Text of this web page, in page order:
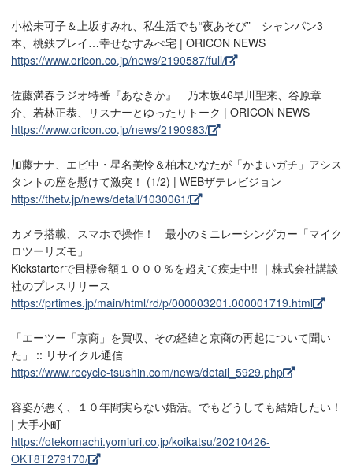
小松未可子＆上坂すみれ、私生活でも“夜あそび” シャンパン3
本、桃鉄プレイ…幸せなすみぺ宅 | ORICON NEWS
https://www.oricon.co.jp/news/2190587/full/
佐藤満春ラジオ特番『あなきか』 乃木坂46早川聖来、谷原章
介、若林正恭、リスナーとゆったりトーク | ORICON NEWS
https://www.oricon.co.jp/news/2190983/
加藤ナナ、エビ中・星名美怜＆柏木ひなたが「かまいガチ」アシス
タントの座を懸けて激突！ (1/2) | WEBザテレビジョン
https://thetv.jp/news/detail/1030061/
​カメラ搭載、スマホで操作！ 最小のミニレーシングカー「マイク
ロツーリズモ」
Kickstarterで目標金額１０００％を超えて疾走中!! ｜株式会社講談
社のプレスリリース
https://prtimes.jp/main/html/rd/p/000003201.000001719.html
「エーツー「京商」を買収、その経緯と京商の再起について聞い
た」 :: リサイクル通信
https://www.recycle-tsushin.com/news/detail_5929.php
容姿が悪く、１０年間実らない婚活。でもどうしても結婚したい！
| 大手小町
https://otekomachi.yomiuri.co.jp/koikatsu/20210426-
OKT8T279170/